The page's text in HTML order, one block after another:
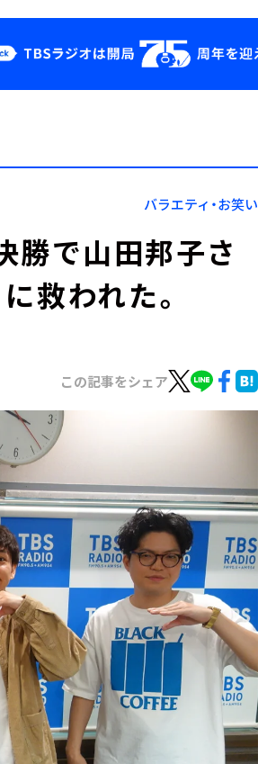
YouTube
会社情報
バラエティ・お笑い
勝で山田邦子さ
救われた。
この記事をシェア